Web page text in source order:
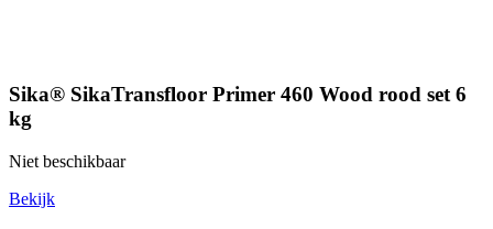
Sika® SikaTransfloor Primer 460 Wood rood set 6
kg
Niet beschikbaar
Bekijk